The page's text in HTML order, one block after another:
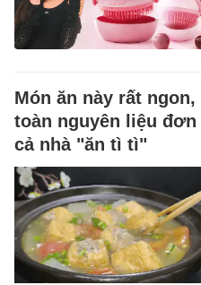
Món ăn này rất
toàn nguyên liệu
cả nhà "ăn tì tì"